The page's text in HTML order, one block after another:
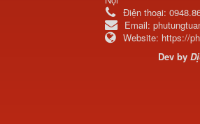
Điện thoại:
Email:
Website: https://
Dev by